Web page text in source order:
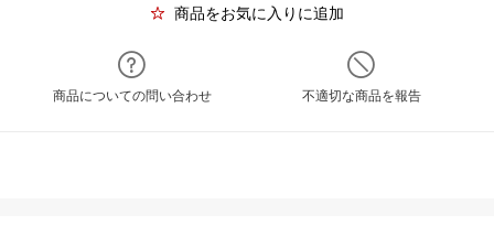
商品をお気に入りに追加
商品についての問い合わせ 不適切な商品を報告